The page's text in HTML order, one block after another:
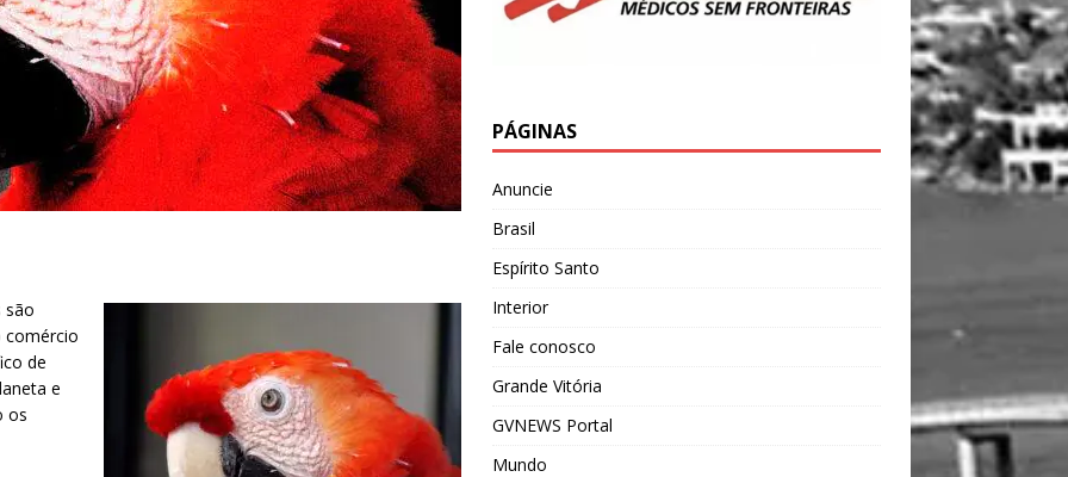
são
comércio
de
e
os
PÁGINAS
Anuncie
Brasil
Espírito Santo
Interior
Fale conosco
Grande Vitória
GVNEWS Portal
Mundo